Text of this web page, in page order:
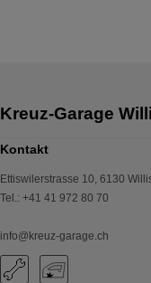
Kontakt
Ettiswilerstrasse 10, 6130
Tel.: +41 41 972 80 70
info@kreuz-garage.ch